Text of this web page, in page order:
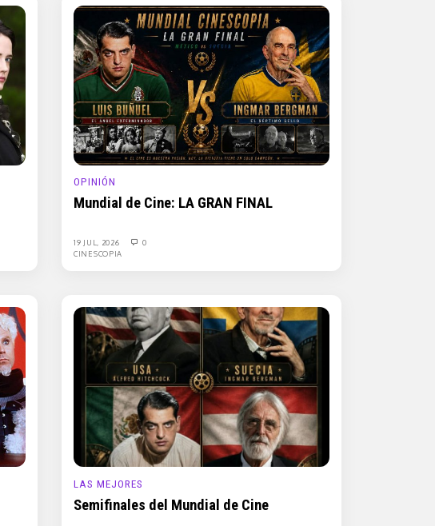
OPINIÓN
Mundial de Cine: LA GRAN FINAL
19 JUL, 2026
0
CINESCOPIA
LAS MEJORES
Semifinales del Mundial de Cine